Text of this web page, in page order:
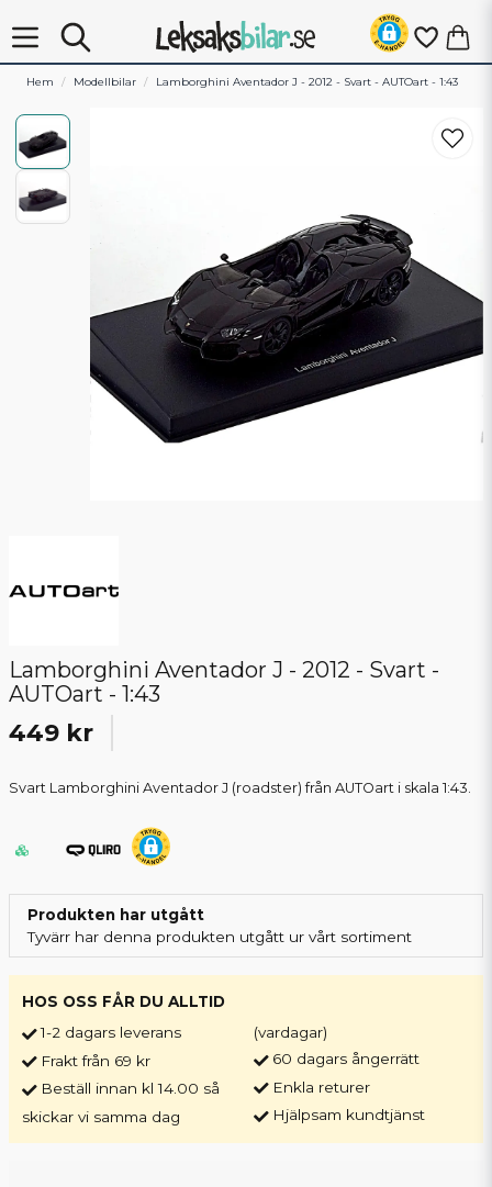
Hem Modellbilar Lamborghini Aventador J - 2012 - Svart - AUTOart - 1:43
Lamborghini Aventador J - 2012 - Svart -
AUTOart - 1:43
449 kr
Svart Lamborghini Aventador J (roadster) från AUTOart i skala 1:43.
Produkten har utgått
Tyvärr har denna produkten utgått ur vårt sortiment
HOS OSS FÅR DU ALLTID
1-2 dagars leverans
Frakt från 69 kr
Beställ innan kl 14.00 så
skickar vi samma dag
(vardagar)
60 dagars ångerrätt
Enkla returer
Hjälpsam kundtjänst